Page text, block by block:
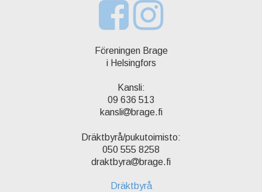
Föreningen Brage
i Helsingfors
Kansli:
09 636 513
kansli
brage.fi
Dräktbyrå/pukutoimisto:
050 555 8258
draktbyra
brage.fi
Dräktbyrå